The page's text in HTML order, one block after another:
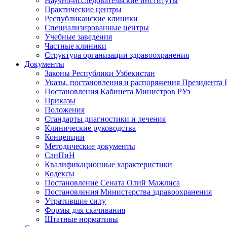
Практические центры
Республиканские клиники
Специализированные центры
Учебные заведения
Частные клиники
Структура организации здравоохранения
Документы
Законы Республики Узбекистан
Указы, постановления и распоряжения Президента
Постановления Кабинета Министров РУз
Приказы
Положения
Стандарты диагностики и лечения
Клинические руководства
Концепции
Методические документы
СанПиН
Квалификационные характеристики
Кодексы
Постановление Сената Олий Мажлиса
Постановления Министерства здравоохранения
Утратившие силу
Формы для скачивания
Штатные нормативы